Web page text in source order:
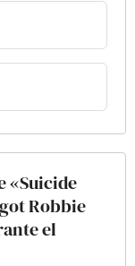
«Suicide
Robbie
el